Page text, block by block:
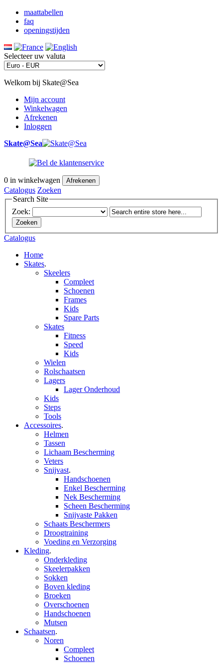
maattabellen
faq
openingstijden
Selecteer uw valuta
Welkom bij Skate@Sea
Mijn account
Winkelwagen
Afrekenen
Inloggen
Skate@Sea
0 in winkelwagen Afrekenen
Catalogus Zoeken
Search Site
Zoek:
Zoeken
Catalogus
Home
Skates.
Skeelers
Compleet
Schoenen
Frames
Kids
Spare Parts
Skates
Fitness
Speed
Kids
Wielen
Rolschaatsen
Lagers
Lager Onderhoud
Kids
Steps
Tools
Accessoires.
Helmen
Tassen
Lichaam Bescherming
Veters
Snijvast.
Handschoenen
Enkel Bescherming
Nek Bescherming
Scheen Bescherming
Snijvaste Pakken
Schaats Beschermers
Droogtraining
Voeding en Verzorging
Kleding.
Onderkleding
Skeelerpakken
Sokken
Boven kleding
Broeken
Overschoenen
Handschoenen
Mutsen
Schaatsen.
Noren
Compleet
Schoenen